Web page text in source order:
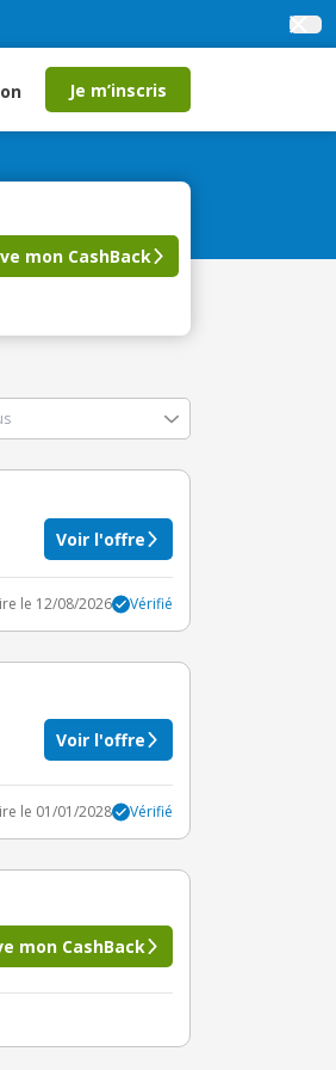
Je m’inscris
mon CashBack
Voir l'offre
le 12/08/2026 Vérifié
Voir l'offre
le 01/01/2028 Vérifié
mon CashBack